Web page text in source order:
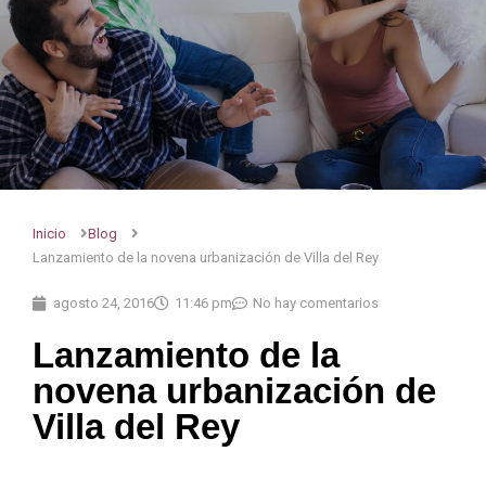
Inicio
Blog
Lanzamiento de la novena urbanización de Villa del Rey
agosto 24, 2016 11:46 pm No hay comentarios
Lanzamiento de la
novena urbanización de
Villa del Rey